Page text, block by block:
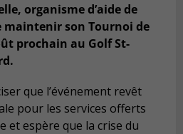
organisme d’aide de
maintenir son Tournoi de
prochain au Golf St-
que l’événement revêt
pour les services offerts
et espère que la crise du